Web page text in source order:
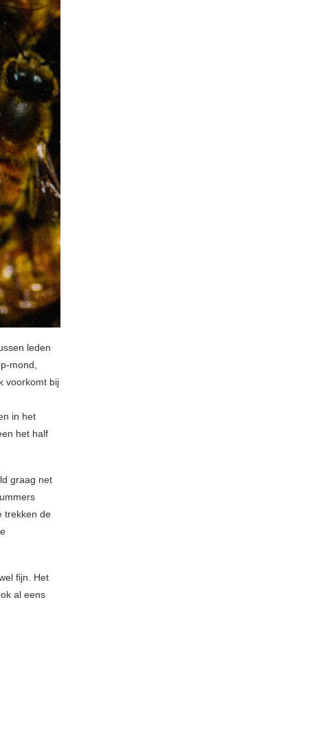
leden
mond,
voorkomt bij
in het
het half
graag net
trekken de
fijn. Het
al eens